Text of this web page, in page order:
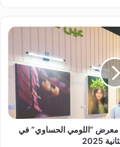
معرض “اللومي الحساوي” في
2025